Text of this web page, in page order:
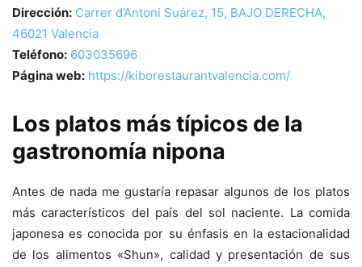
Dirección: Carrer d’Antoni Suárez, 15, BAJO DERECHA,
46021 Valencia
Teléfono: 603035696
Página web: https://kiborestaurantvalencia.com/
Los platos más típicos de la
gastronomía nipona
Antes de nada me gustaría repasar algunos de los platos
más característicos del país del sol naciente. La comida
japonesa es conocida por su énfasis en la estacionalidad
de los alimentos «Shun», calidad y presentación de sus